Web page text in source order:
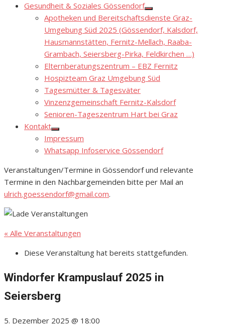
Gesundheit & Soziales Gössendorf
Show
sub
menu
Apotheken und Bereitschaftsdienste Graz-
Umgebung Süd 2025 (Gössendorf, Kalsdorf,
Hausmannstätten, Fernitz-Mellach, Raaba-
Grambach, Seiersberg-Pirka, Feldkirchen …)
Elternberatungszentrum – EBZ Fernitz
Hospizteam Graz Umgebung Süd
Tagesmütter & Tagesväter
Vinzenzgemeinschaft Fernitz-Kalsdorf
Senioren-Tageszentrum Hart bei Graz
Kontakt
Show
sub
menu
Impressum
Whatsapp Infoservice Gössendorf
Veranstaltungen/Termine in Gössendorf und relevante
Termine in den Nachbargemeinden bitte per Mail an
ulrich.goessendorf@gmail.com.
« Alle Veranstaltungen
Diese Veranstaltung hat bereits stattgefunden.
Windorfer Krampuslauf 2025 in
Seiersberg
5. Dezember 2025 @ 18:00